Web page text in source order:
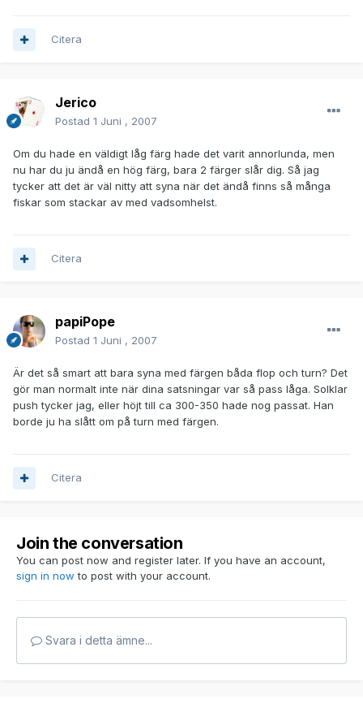
Citera
Jerico
Postad 1 Juni , 2007
Om du hade en väldigt låg färg hade det varit annorlunda, men
nu har du ju ändå en hög färg, bara 2 färger slår dig. Så jag
tycker att det är väl nitty att syna när det ändå finns så många
fiskar som stackar av med vadsomhelst.
Citera
papiPope
Postad 1 Juni , 2007
Är det så smart att bara syna med färgen båda flop och turn? Det
gör man normalt inte när dina satsningar var så pass låga. Solklar
push tycker jag, eller höjt till ca 300-350 hade nog passat. Han
borde ju ha slått om på turn med färgen.
Citera
Join the conversation
You can post now and register later. If you have an account,
sign in now to post with your account.
Svara i detta ämne...